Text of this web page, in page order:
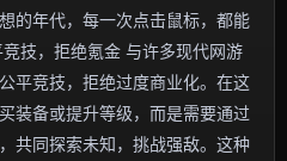
的年代，每一次点击鼠标，都能
技，拒绝氪金 与许多现代网游
平竞技，拒绝过度商业化。在这
装备或提升等级，而是需要通过
共同探索未知，挑战强敌。这种